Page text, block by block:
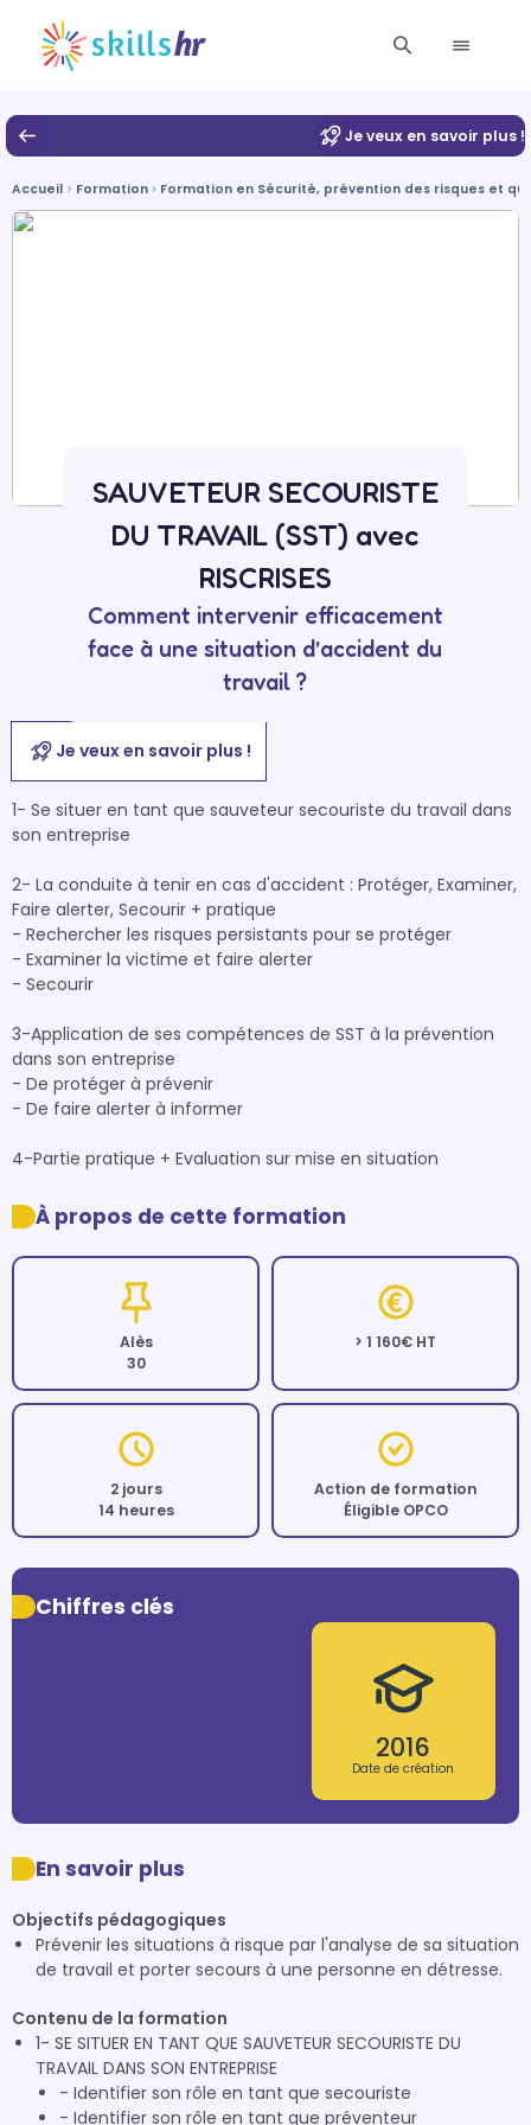
Je veux en savoir plus !
Accueil Formation Formation en Sécurité, prévention des risques et
SAUVETEUR SECOURISTE
DU TRAVAIL (SST) avec
RISCRISES
Comment intervenir efficacement
face à une situation d’accident du
travail ?
Je veux en savoir plus !
1- Se situer en tant que sauveteur secouriste du travail dans
son entreprise
2- La conduite à tenir en cas d'accident : Protéger, Examiner,
Faire alerter, Secourir + pratique
- Rechercher les risques persistants pour se protéger
- Examiner la victime et faire alerter
- Secourir
3-Application de ses compétences de SST à la prévention
dans son entreprise
- De protéger à prévenir
- De faire alerter à informer
4-Partie pratique + Evaluation sur mise en situation
À propos de cette formation
Alès
30
> 1 160€ HT
2 jours
14 heures
Action de formation
Éligible OPCO
Chiffres clés
2016
Date de création
En savoir plus
Objectifs pédagogiques
Prévenir les situations à risque par l'analyse de sa situation
de travail et porter secours à une personne en détresse.
Contenu de la formation
1- SE SITUER EN TANT QUE SAUVETEUR SECOURISTE DU
TRAVAIL DANS SON ENTREPRISE
- Identifier son rôle en tant que secouriste
- Identifier son rôle en tant que préventeur